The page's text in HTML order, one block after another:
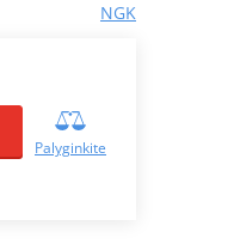
NGK
Palyginkite